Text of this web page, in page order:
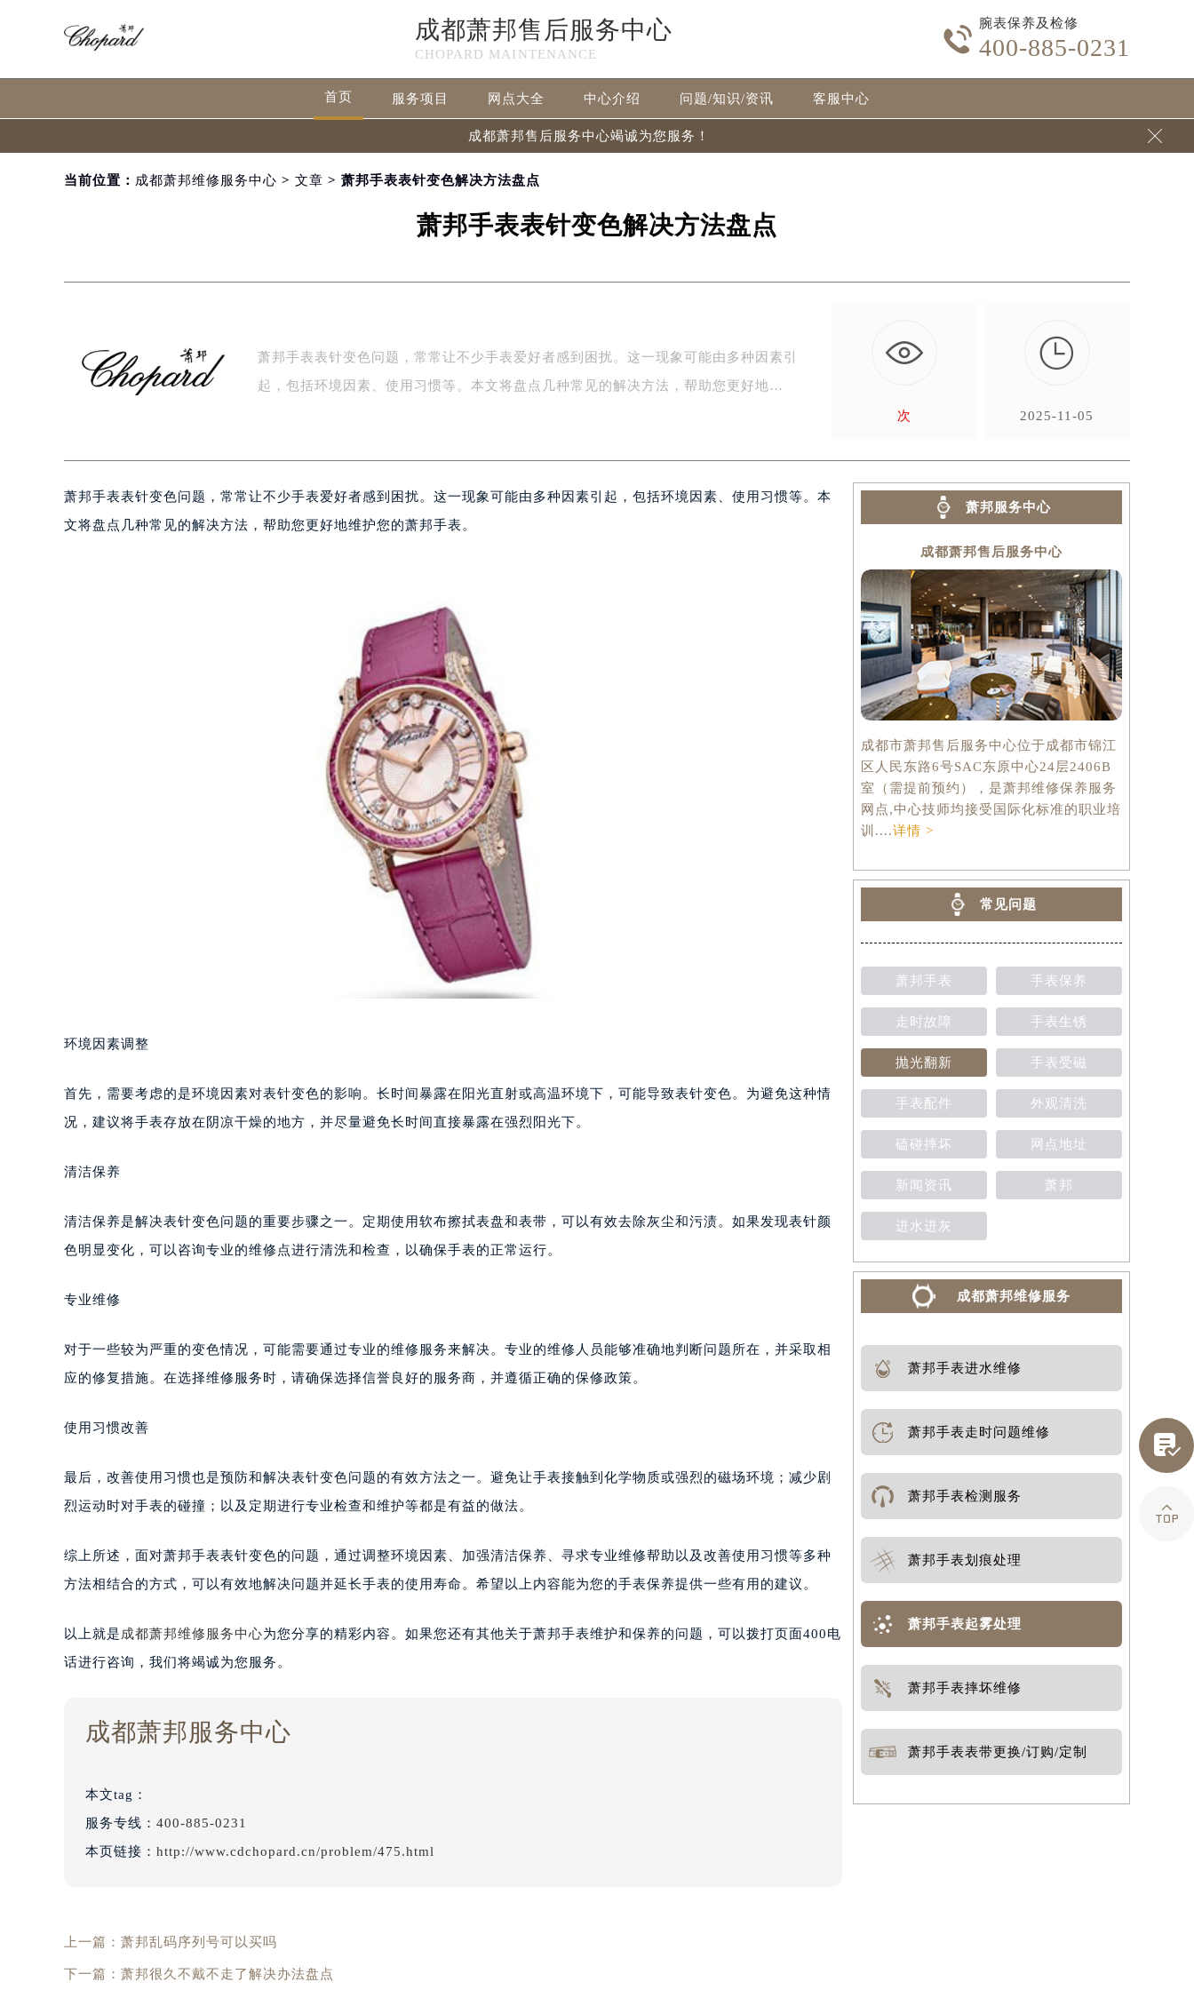
成都萧邦售后服务中心
CHOPARD MAINTENANCE

腕表保养及检修
400-885-0231
首页 服务项目 网点大全 中心介绍 问题/知识/资讯 客服中心
成都萧邦售后服务中心竭诚为您服务！ 
当前位置： 成都萧邦维修服务中心 > 文章 > 萧邦手表表针变色解决方法盘点
萧邦手表表针变色解决方法盘点
萧邦手表表针变色问题，常常让不少手表爱好者感到困扰。这一现象可能由多种因素引
起，包括环境因素、使用习惯等。本文将盘点几种常见的解决方法，帮助您更好地…
次

2025-11-05
萧邦手表表针变色问题，常常让不少手表爱好者感到困扰。这一现象可能由多种因素引起，包括环境因素、使用习惯等。本
文将盘点几种常见的解决方法，帮助您更好地维护您的萧邦手表。
环境因素调整
首先，需要考虑的是环境因素对表针变色的影响。长时间暴露在阳光直射或高温环境下，可能导致表针变色。为避免这种情
况，建议将手表存放在阴凉干燥的地方，并尽量避免长时间直接暴露在强烈阳光下。
清洁保养
清洁保养是解决表针变色问题的重要步骤之一。定期使用软布擦拭表盘和表带，可以有效去除灰尘和污渍。如果发现表针颜
色明显变化，可以咨询专业的维修点进行清洗和检查，以确保手表的正常运行。
专业维修
对于一些较为严重的变色情况，可能需要通过专业的维修服务来解决。专业的维修人员能够准确地判断问题所在，并采取相
应的修复措施。在选择维修服务时，请确保选择信誉良好的服务商，并遵循正确的保修政策。
使用习惯改善
最后，改善使用习惯也是预防和解决表针变色问题的有效方法之一。避免让手表接触到化学物质或强烈的磁场环境；减少剧
烈运动时对手表的碰撞；以及定期进行专业检查和维护等都是有益的做法。
综上所述，面对萧邦手表表针变色的问题，通过调整环境因素、加强清洁保养、寻求专业维修帮助以及改善使用习惯等多种
方法相结合的方式，可以有效地解决问题并延长手表的使用寿命。希望以上内容能为您的手表保养提供一些有用的建议。
以上就是成都萧邦维修服务中心为您分享的精彩内容。如果您还有其他关于萧邦手表维护和保养的问题，可以拨打页面400电
话进行咨询，我们将竭诚为您服务。
成都萧邦服务中心
本文tag：
服务专线： 400-885-0231
本页链接： http://www.cdchopard.cn/problem/475.html
上一篇： 萧邦乱码序列号可以买吗
下一篇： 萧邦很久不戴不走了解决办法盘点
萧邦服务中心
成都萧邦售后服务中心
成都市萧邦售后服务中心位于成都市锦江
区人民东路6号SAC东原中心24层2406B
室（需提前预约），是萧邦维修保养服务
网点,中心技师均接受国际化标准的职业培
训....详情 >
常见问题
萧邦手表 手表保养
走时故障 手表生锈
抛光翻新 手表受磁
手表配件 外观清洗
磕碰摔坏 网点地址
新闻资讯 萧邦
进水进灰
成都萧邦维修服务
萧邦手表进水维修
萧邦手表走时问题维修
萧邦手表检测服务
萧邦手表划痕处理
萧邦手表起雾处理
萧邦手表摔坏维修
萧邦手表表带更换/订购/定制

